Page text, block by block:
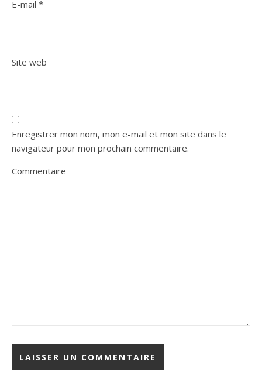
E-mail *
Site web
Enregistrer mon nom, mon e-mail et mon site dans le
navigateur pour mon prochain commentaire.
Commentaire